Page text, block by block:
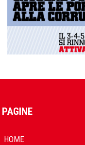
PAGINE
HOME